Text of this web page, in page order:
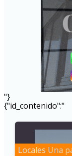
"}
{"id_contenido":"
Locales Una